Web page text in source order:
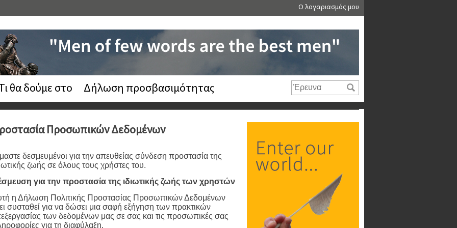
Ο λογαριασμός μου
θα δούμε στο
Δήλωση προσβασιμότητας
Προσωπικών Δεδομένων
δεσμευμένοι για την απευθείας σύνδεση προστασία της
ζωής σε όλους τους χρήστες του.
για την προστασία της ιδιωτικής ζωής των χρηστών
η Δήλωση Πολιτικής Προστασίας Προσωπικών Δεδομένων
συσταθεί για να δώσει μια σαφή εξήγηση των πρακτικών
των δεδομένων μας σε σας και τις προσωπικές σας
για τη διαφύλαξη.